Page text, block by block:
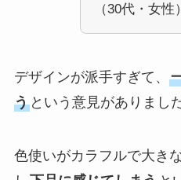
（30代・女性）
デザインが派手すぎて、
うという意見がありました
色使いがカラフルで大き